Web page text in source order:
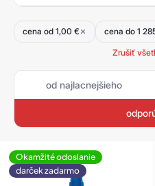
cena od 1,00 € cena do 1
Zrušiť
od najlacnejšieho
Okamžité odoslanie
darček zadarmo